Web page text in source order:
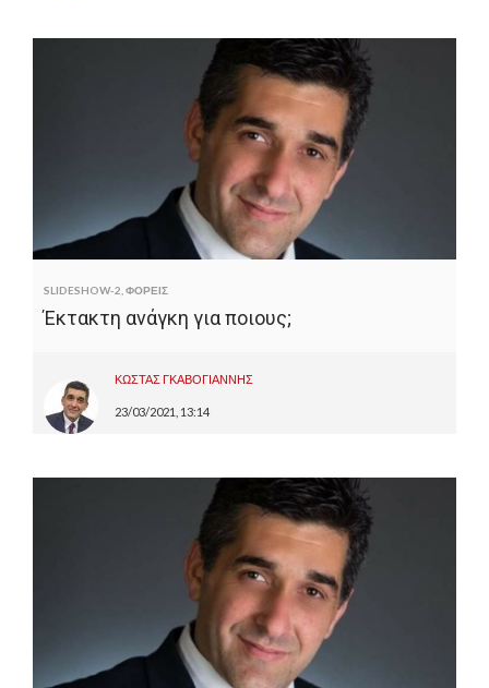
SLIDESHOW-2 ΦΟΡΕΙΣ
Έκτακτη ανάγκη για ποιους;
ΚΩΣΤΑΣ ΓΚΑΒΟΓΙΑΝΝΗΣ
23/03/2021, 13:14